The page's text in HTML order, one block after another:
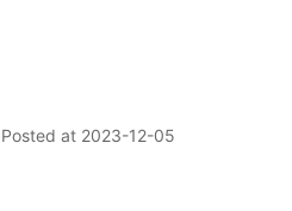
Posted at 2023-12-05